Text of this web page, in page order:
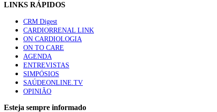
apresentavam níveis elevados de Lp(a), revela estudo
Trodelvy aprovado para primeira linha no cancro da
mama triplo negativo metastático em doentes não
elegíveis para inibidores PD-(L)1
61 visualizações
LINKS RÁPIDOS
CRM Digest
CARDIORRENAL LINK
ON CARDIOLOGIA
ON TO CARE
AGENDA
ENTREVISTAS
SIMPÓSIOS
SAÚDEONLINE.TV
OPINIÃO
Esteja sempre informado